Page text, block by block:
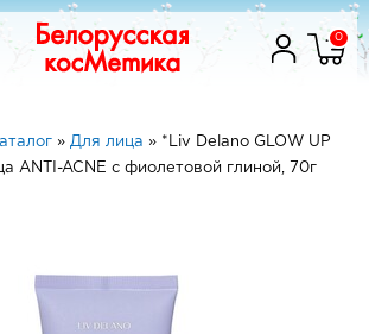
0
» Для лица » *Liv Delano GLOW UP
ANTI-ACNE с фиолетовой глиной, 70г